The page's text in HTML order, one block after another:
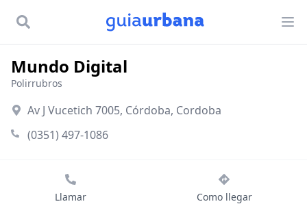
Mundo Digital
Polirrubros
Av J Vucetich 7005, Córdoba, Cordoba
(0351) 497-1086
Llamar Como llegar